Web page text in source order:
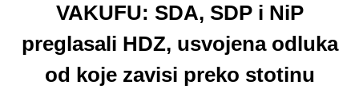
VAKUFU: SDA, SDP i NiP
preglasali HDZ, usvojena odluka
od koje zavisi preko stotinu